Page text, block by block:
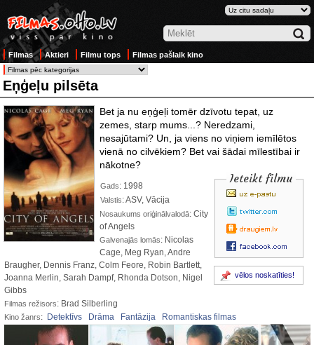
Filmas Aktieri Filmu tops Filmas pašlaik kino
Eņģeļu pilsēta
Bet ja nu eņģeļi tomēr dzīvotu tepat, uz
zemes, starp mums...? Neredzami,
nesajūtami? Un, ja viens no viņiem iemīlētos
vienā no cilvēkiem? Bet vai šādai mīlestībai ir
nākotne?
Ieteikt filmu
vēlos noskatīties!
Gads: 1998
Valstis: ASV, Vācija
Nosaukums oriģinālvalodā: City
of Angels
Galvenajās lomās: Nicolas
Cage, Meg Ryan, Andre
Braugher, Dennis Franz, Colm Feore, Robin Bartlett,
Joanna Merlin, Sarah Dampf, Rhonda Dotson, Nigel
Gibbs
Filmas režisors: Brad Silberling
Kino žanrs: Detektīvs Drāma Fantāzija Romantiskas filmas